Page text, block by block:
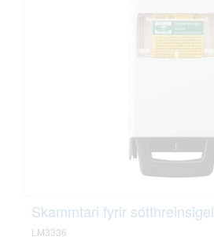
Skammtari fyrir sótthreinsigel
LM3336